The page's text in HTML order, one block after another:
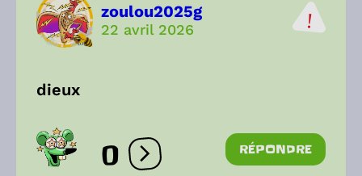
zoulou2025g
22 avril 2026
dieux
0 Ouvrir les réactions
RÉPONDRE